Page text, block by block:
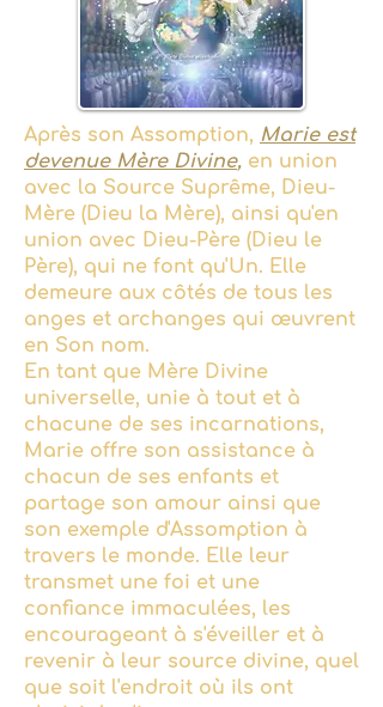
Après son Assomption, Marie est
devenue Mère Divine, en union
avec la Source Suprême, Dieu-
Mère (Dieu la Mère), ainsi qu'en
union avec Dieu-Père (Dieu le
Père), qui ne font qu'Un. Elle
demeure aux côtés de tous les
anges et archanges qui œuvrent
en Son nom.
En tant que Mère Divine
universelle, unie à tout et à
chacune de ses incarnations,
Marie offre son assistance à
chacun de ses enfants et
partage son amour ainsi que
son exemple d'Assomption à
travers le monde. Elle leur
transmet une foi et une
confiance immaculées, les
encourageant à s'éveiller et à
revenir à leur source divine, quel
que soit l'endroit où ils ont